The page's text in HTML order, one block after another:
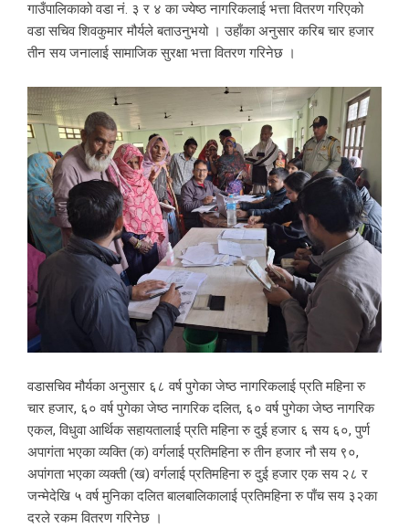
गाउँपालिकाको वडा नं. ३ र ४ का ज्येष्ठ नागरिकलाई भत्ता वितरण गरिएको
वडा सचिव शिवकुमार मौर्यले बताउनुभयो । उहाँका अनुसार करिब चार हजार
तीन सय जनालाई सामाजिक सुरक्षा भत्ता वितरण गरिनेछ ।
वडासचिव मौर्यका अनुसार ६८ वर्ष पुगेका जेष्ठ नागरिकलाई प्रति महिना रु
चार हजार, ६० वर्ष पुगेका जेष्ठ नागरिक दलित, ६० वर्ष पुगेका जेष्ठ नागरिक
एकल, विधुवा आर्थिक सहायतालाई प्रति महिना रु दुई हजार ६ सय ६०, पुर्ण
अपागंता भएका व्यक्ति (क) वर्गलाई प्रतिमहिना रु तीन हजार नौ सय ९०,
अपांगता भएका व्यक्ती (ख) वर्गलाई प्रतिमहिना रु दुई हजार एक सय २८ र
जन्मेदेखि ५ वर्ष मुनिका दलित बालबालिकालाई प्रतिमहिना रु पाँच सय ३२का
दरले रकम वितरण गरिनेछ ।